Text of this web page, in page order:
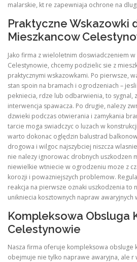
malarskie, kt re zapewniaja ochrone na
Praktyczne Wskazowki
Mieszkancow
Jako firma z wieloletnim doswiadczeniem
Celestynowie, chcemy podzielic sie z
praktycznymi wskazowkami. Po pierwsze,
stan spoin na bramach i ogrodzeniach –
pekniecia, rdze lub odbarwienia, to sygnal,
interwencja spawacza. Po drugie, nalezy
dzwieki podczas otwierania i zamykania
tarcie moga swiadczyc o luzach w
warto dokonac oględzin balustrad
drogowa i wilgoc najszybciej niszcza
nie nalezy ignorowac drobnych uszkodzen
niewielkie wtniecie w ogrodzeniu moze z
korozji i powazniejszych problemow.
reakcja na pierwsze oznaki uszkodzenia to
unikniecia kosztownych napraw awaryjnych
Kompleksowa Obsluga
Celestynowie
Nasza firma oferuje kompleksowa obsluge
obejmuje nie tylko naprawe awaryjna, ale